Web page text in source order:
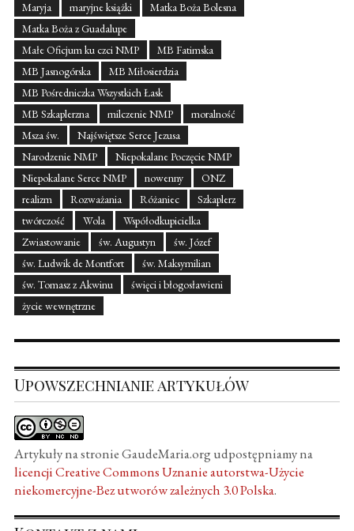
Maryja
maryjne książki
Matka Boża Bolesna
Matka Boża z Guadalupe
Małe Oficjum ku czci NMP
MB Fatimska
MB Jasnogórska
MB Miłosierdzia
MB Pośredniczka Wszystkich Łask
MB Szkaplerzna
milczenie NMP
moralność
Msza św.
Najświętsze Serce Jezusa
Narodzenie NMP
Niepokalane Poczęcie NMP
Niepokalane Serce NMP
nowenny
ONZ
realizm
Rozważania Różaniec
Szkaplerz
twórczość
Wola
Współodkupicielka
Zwiastowanie
św. Augustyn
św. Józef
św. Ludwik de Montfort
św. Maksymilian
św. Tomasz z Akwinu
święci i błogosławieni
życie wewnętrzne
Upowszechnianie artykułów
Artykuły na stronie GaudeMaria.org udpostępniamy na
licencji Creative Commons Uznanie autorstwa-Użycie
niekomercyjne-Bez utworów zależnych 3.0 Polska.